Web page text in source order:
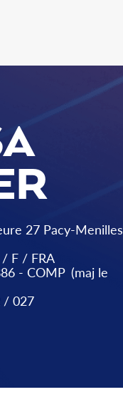
27 Pacy-Menilles
/ F / FRA
- COMP (maj le
/ 027